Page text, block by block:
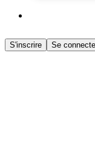
Acheter des
Achetez les
Convertissez
S'inscrire Se